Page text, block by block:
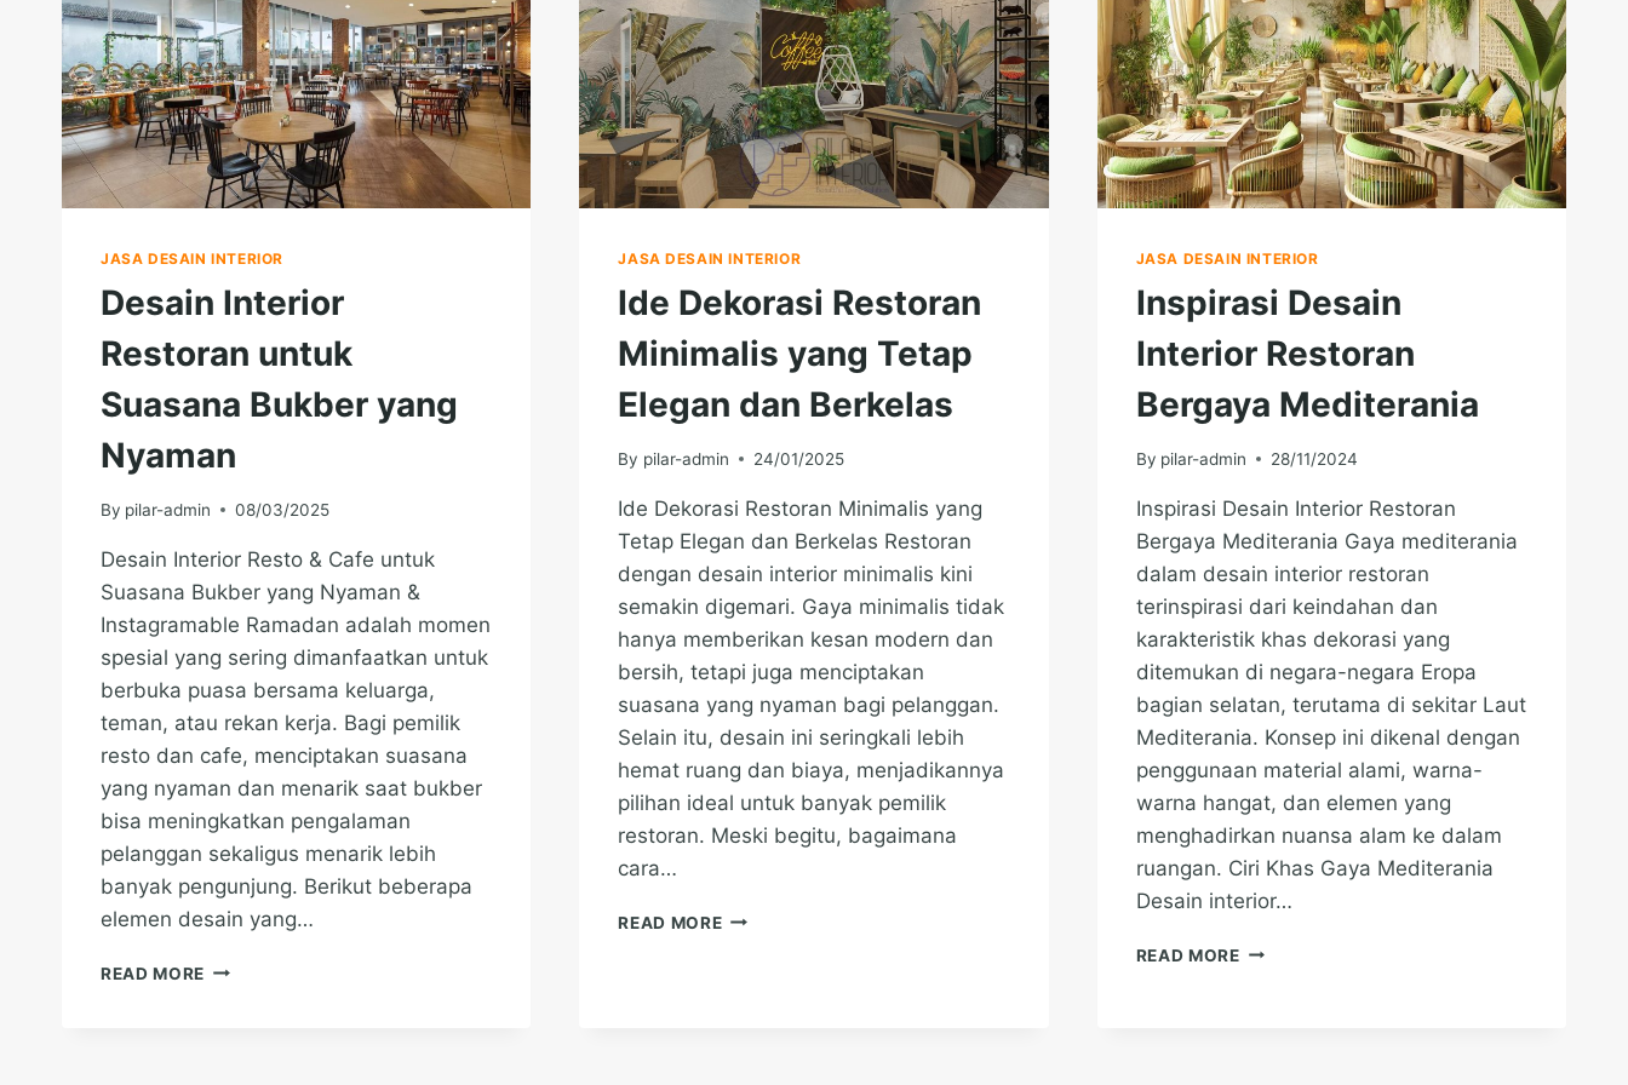
JASA DESAIN INTERIOR
Desain Interior
Restoran untuk
Suasana Bukber yang
Nyaman
By pilar-admin 08/03/2025
Desain Interior Resto & Cafe untuk
Suasana Bukber yang Nyaman &
Instagramable Ramadan adalah momen
spesial yang sering dimanfaatkan untuk
berbuka puasa bersama keluarga,
teman, atau rekan kerja. Bagi pemilik
resto dan cafe, menciptakan suasana
yang nyaman dan menarik saat bukber
bisa meningkatkan pengalaman
pelanggan sekaligus menarik lebih
banyak pengunjung. Berikut beberapa
elemen desain yang…
READ MORE DESAIN
JASA DESAIN INTERIOR
Ide Dekorasi Restoran
Minimalis yang Tetap
Elegan dan Berkelas
By pilar-admin 24/01/2025
Ide Dekorasi Restoran Minimalis yang
Tetap Elegan dan Berkelas Restoran
dengan desain interior minimalis kini
semakin digemari. Gaya minimalis tidak
hanya memberikan kesan modern dan
bersih, tetapi juga menciptakan
suasana yang nyaman bagi pelanggan.
Selain itu, desain ini seringkali lebih
hemat ruang dan biaya, menjadikannya
pilihan ideal untuk banyak pemilik
restoran. Meski begitu, bagaimana
cara…
READ MOREIDE
JASA DESAIN INTERIOR
Inspirasi Desain
Interior Restoran
Bergaya Mediterania
By pilar-admin 28/11/2024
Inspirasi Desain Interior Restoran
Bergaya Mediterania Gaya mediterania
dalam desain interior restoran
terinspirasi dari keindahan dan
karakteristik khas dekorasi yang
ditemukan di negara-negara Eropa
bagian selatan, terutama di sekitar Laut
Mediterania. Konsep ini dikenal dengan
penggunaan material alami, warna-
warna hangat, dan elemen yang
menghadirkan nuansa alam ke dalam
ruangan. Ciri Khas Gaya Mediterania
Desain interior…
READ MOREINSPIRASI